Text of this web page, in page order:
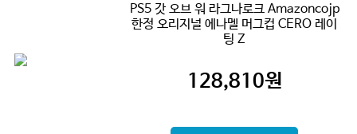
PS5 갓 오브 워 라그나로크 Amazoncojp
한정 오리지널 에나멜 머그컵 CERO 레이
팅 Z
128,810원